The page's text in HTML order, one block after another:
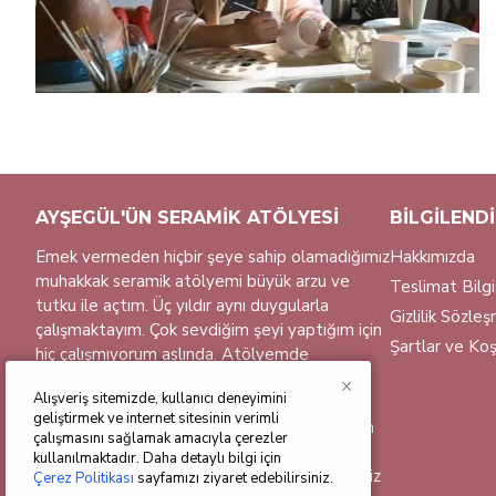
AYŞEGÜL'ÜN SERAMIK ATÖLYESI
Emek vermeden hiçbir şeye sahip olamadığımız
muhakkak seramik atölyemi büyük arzu ve
tutku ile açtım. Üç yıldır aynı duygularla
çalışmaktayım. Çok sevdiğim şeyi yaptığım için
hiç çalışmıyorum aslında. Atölyemde
zaman dilimlerim.
Ürünlerim el yapımı olup hepsini tek tek özen
gösteriyorum. Sitemi inceleyip beğendiğiniz
ürün üzerinden sipariş verebilir veya dilediğiniz
Hakkımızda
Teslimat
Gizlilik
Şartlar ve
Alışveriş sitemizde, kullanıcı deneyimini
geliştirmek ve internet sitesinin verimli
çalışmasını sağlamak amacıyla çerezler
kullanılmaktadır. Daha detaylı bilgi için
Çerez Politikası sayfamızı ziyaret edebilirsiniz.
×